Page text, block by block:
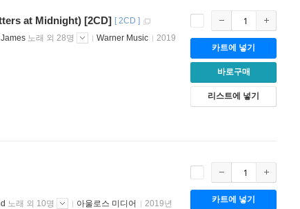
at Midnight) [2CD] [2CD ]
노래 외 28명 Warner Music
2019
카트에 넣기
바로구매
리스트에 넣기
노래 외 10명 아울로스 미디어
2019년
카트에 넣기